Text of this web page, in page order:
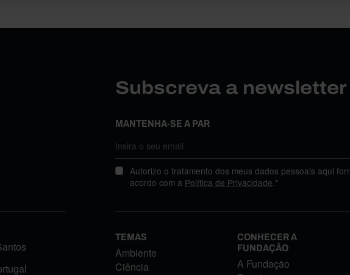
Subscreva a
MANTENHA-SE A PAR
Autorizo o tratamento dos meus dados pessoais aqui
acordo com a Política de Privacidade.*
TEMAS
Ambiente
Ciência
CONHECER A
FUNDAÇÃO
A Fundação